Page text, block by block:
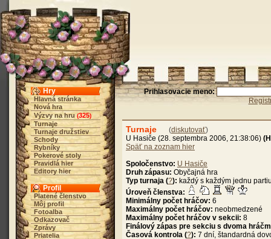
Hry
Hlavná stránka
Nová hra
Výzvy na hru (325)
Turnaje
Turnaje družstiev
Schody
Rybníky
Pokerové stoly
Pravidlá hier
Editory hier
Profil
Platené členstvo
Môj profil
Fotoalba
Odkazovač
Zprávy
Priatelia
Prihlasovacie meno:
Turnaje (diskutovať)
U Hasiče (28. septembra 2006, 21:38:06)
Späť na zoznam hier
Spoločenstvo: U Hasiče
Druh zápasu: Obyčajná hra
Typ turnaja (?): každý s každým jednu
Úroveň členstva:
Minimálny počet hráčov: 6
Maximálny počet hráčov: neobmedzené
Maximálny počet hráčov v sekcii: 8
Finálový zápas pre sekciu s dvoma
Časová kontrola (?): 7 dní, štandardná